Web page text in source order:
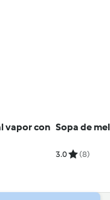
vapor con Sopa de
3.0 (8)